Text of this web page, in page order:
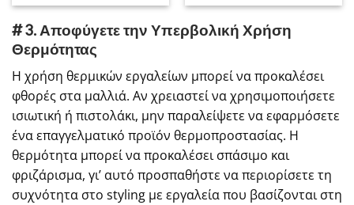
# 3. Αποφύγετε την Υπερβολική Χρήση
Θερμότητας
Η χρήση θερμικών εργαλείων μπορεί να προκαλέσει
φθορές στα μαλλιά. Αν χρειαστεί να χρησιμοποιήσετε
ισιωτική ή πιστολάκι, μην παραλείψετε να εφαρμόσετε
ένα επαγγελματικό προϊόν θερμοπροστασίας. Η
θερμότητα μπορεί να προκαλέσει σπάσιμο και
φριζάρισμα, γι’ αυτό προσπαθήστε να περιορίσετε τη
συχνότητα στο styling με εργαλεία που βασίζονται στη